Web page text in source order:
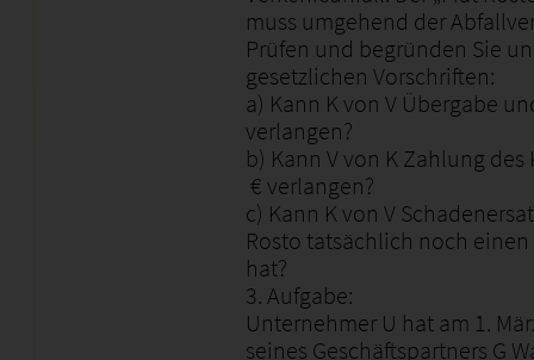
muss umgehend der
Prüfen und begründen Sie
gesetzlichen Vorschriften:
a) Kann K von V Übergabe
verlangen?
b) Kann V von K Zahlung
€ verlangen?
c) Kann K von V
Rosto tatsächlich noch
hat?
3. Aufgabe:
Unternehmer U hat am 1.
seines Geschäftspartners G